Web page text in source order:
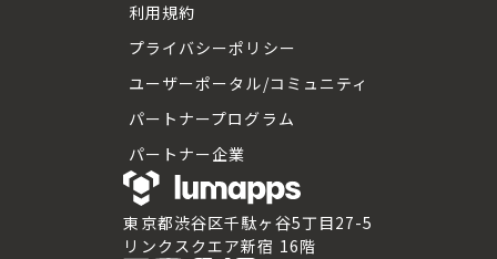
東京都渋谷区千駄ヶ谷5丁目27-5
リンクスクエア新宿 16階
利用規約
プライバシーポリシー
ユーザーポータル/コミュニティ
パートナープログラム
パートナー企業